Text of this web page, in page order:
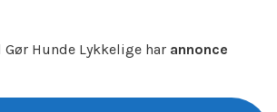
Hunde Lykkelige har annonce